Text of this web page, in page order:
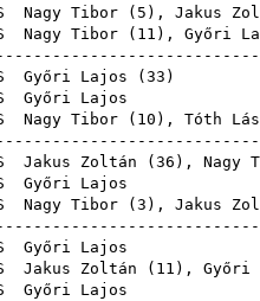
Nagy Tibor ( 5 ), Jakus
Nagy Tibor ( 11 ), Győri
Győri Lajos ( 33
Nagy Tibor ( 10 ), Tóth
Jakus Zoltán ( 36 ), Nagy
Nagy Tibor ( 3 ), Jakus
Jakus Zoltán ( 11 ), Győri